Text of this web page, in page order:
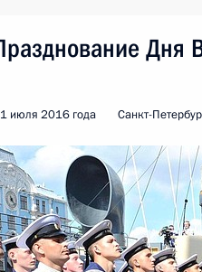
июля 2016 года Санкт-